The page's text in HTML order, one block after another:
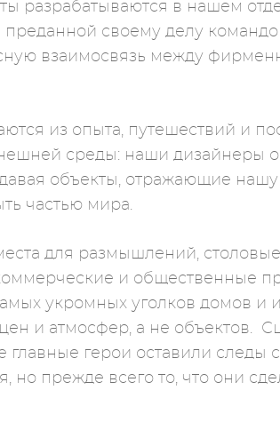
разрабатываются в нашем
преданной своему делу
взаимосвязь между
из опыта, путешествий и
среды: наши дизайнеры
объекты, отражающие нашу
частью мира.
для размышлений,
и общественные
укромных уголков домов и
и атмосфер, а не объектов.
главные герои оставили следы
но прежде всего то, что они